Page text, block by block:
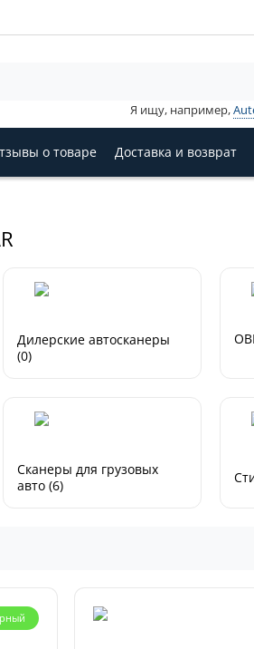
Я ищу, например,
о товаре Доставка и возврат
Дилерские автосканеры
(0)
Сканеры для грузовых
авто (6)